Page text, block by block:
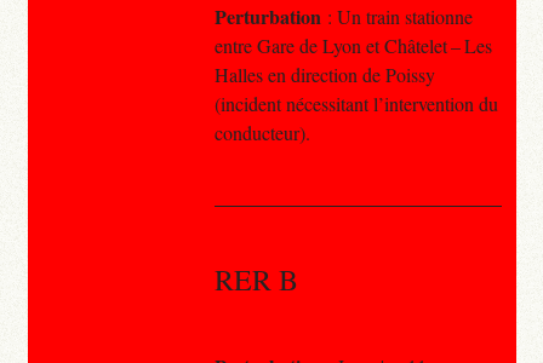
Perturbation : Un train stationne
entre Gare de Lyon et Châtelet – Les
Halles en direction de Poissy
(incident nécessitant l’intervention du
conducteur).
RER B